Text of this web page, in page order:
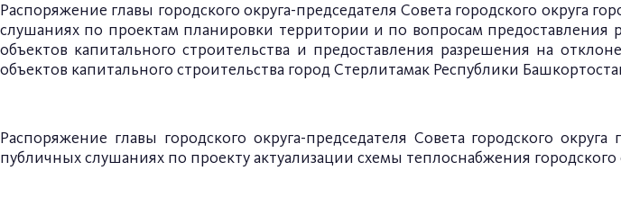
Распоряжение главы городского округа-председателя Совета городского округа
слушаниях по проектам планировки территории и по вопросам
объектов капитального строительства и предоставления разрешения на
объектов капитального строительства город Стерлитамак Республики
Распоряжение главы городского округа-председателя Совета городского
публичных слушаниях по проекту актуализации схемы теплоснабжения